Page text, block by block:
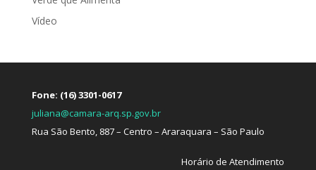
Vídeo
Fone: (16) 3301-0617
juliana@camara-arq.sp.gov.br
Rua São Bento, 887 – Centro – Araraquara – São Paulo
Horário de Atendimento